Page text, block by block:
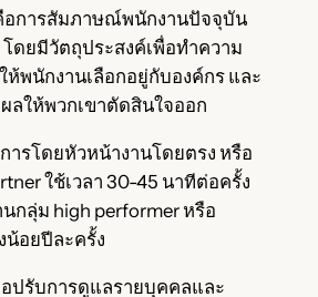
อการสัมภาษณ์พนักงานปัจจุบัน
ดยมีวัตถุประสงค์เพื่อทำความ
ห้พนักงานเลือกอยู่กับองค์กร และ
ลให้พวกเขาตัดสินใจออก
ารโดยหัวหน้างานโดยตรง หรือ
ใช้เวลา 30-45 นาทีต่อครั้ง
กลุ่ม high performer หรือ
น้อยปีละครั้ง
ปรับการดูแลรายบุคคลและ